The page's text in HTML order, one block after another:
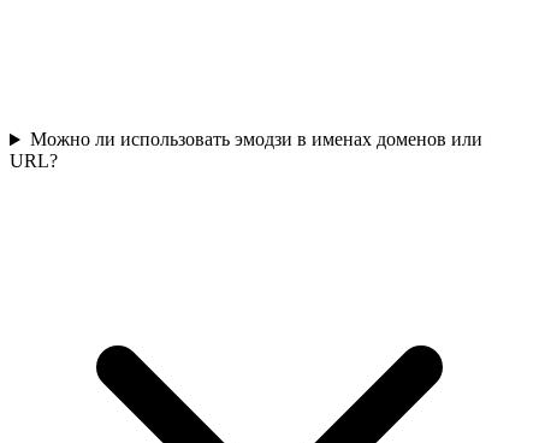
Можно ли использовать эмодзи в именах доменов или
URL?